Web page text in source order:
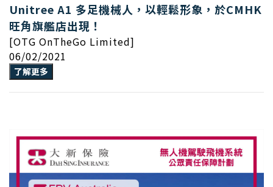
Unitree A1 多足機械人，以輕鬆形象，於CMHK
旺角旗艦店出現！
[OTG OnTheGo Limited]
06/02/2021
了解更多